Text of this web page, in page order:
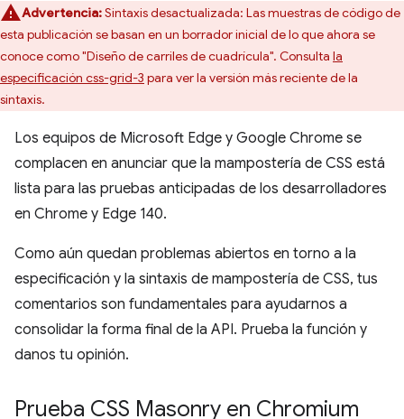
Advertencia:Sintaxis desactualizada: Las muestras de código de
esta publicación se basan en un borrador inicial de lo que ahora se
conoce como "Diseño de carriles de cuadrícula". Consulta la
especificación css-grid-3 para ver la versión más reciente de la
sintaxis.
Los equipos de Microsoft Edge y Google Chrome se
complacen en anunciar que la mampostería de CSS está
lista para las pruebas anticipadas de los desarrolladores
en Chrome y Edge 140.
Como aún quedan problemas abiertos en torno a la
especificación y la sintaxis de mampostería de CSS, tus
comentarios son fundamentales para ayudarnos a
consolidar la forma final de la API. Prueba la función y
danos tu opinión.
Prueba CSS Masonry en Chromium